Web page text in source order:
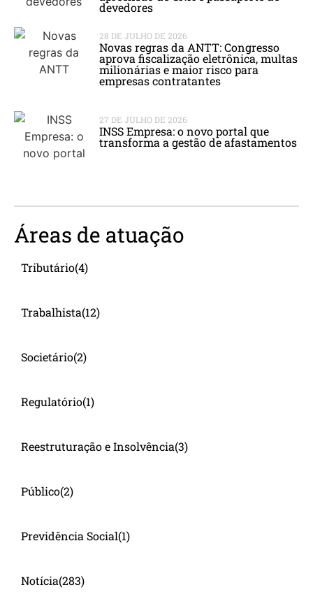
devedores
28 DE JULHO DE 2026
Novas regras da ANTT: Congresso
aprova fiscalização eletrônica, multas
milionárias e maior risco para
empresas contratantes
27 DE JULHO DE 2026
INSS Empresa: o novo portal que
transforma a gestão de afastamentos
Áreas de atuação
Tributário(4)
Trabalhista(12)
Societário(2)
Regulatório(1)
Reestruturação e Insolvência(3)
Público(2)
Previdência Social(1)
Notícia(283)